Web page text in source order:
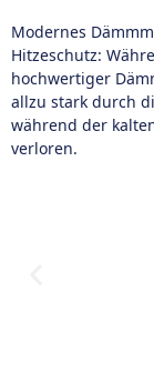
Modernes
Hitzeschutz:
hochwertiger
allzu stark durch
während der
verloren.